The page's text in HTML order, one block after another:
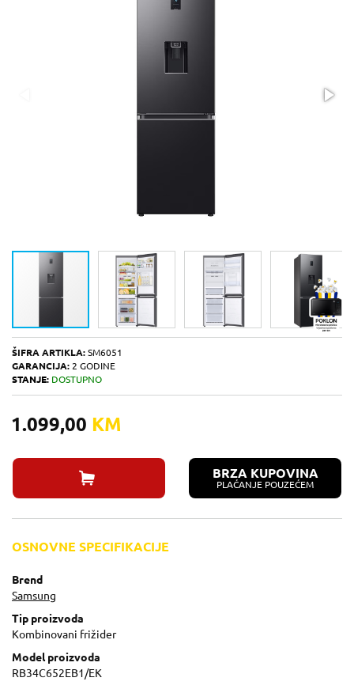
ŠIFRA ARTIKLA: SM6051
GARANCIJA: 2 GODINE
STANJE: DOSTUPNO
1.099,00 KM
BRZA KUPOVINA
PLAĆANJE POUZEĆEM
OSNOVNE SPECIFIKACIJE
Brend
Samsung
Tip proizvoda
Kombinovani frižider
Model proizvoda
RB34C652EB1/EK